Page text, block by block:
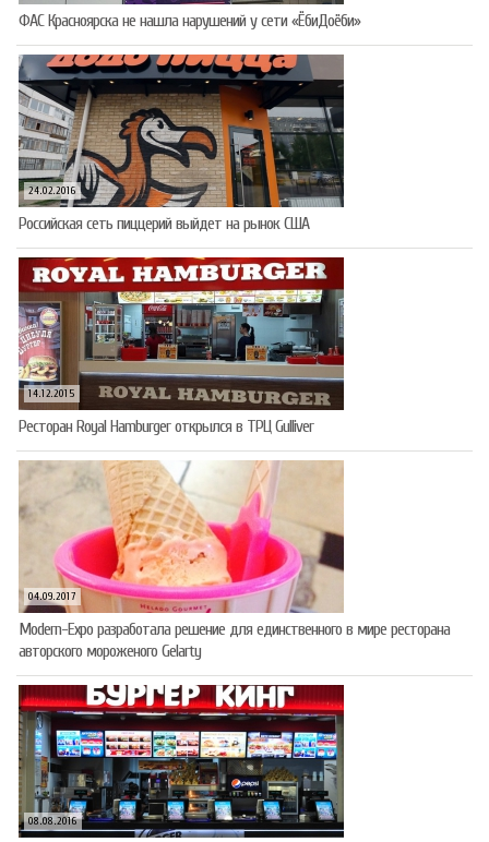
ФАС Красноярска не нашла нарушений у сети «ЁбиДоёби»
24.02.2016
Российская сеть пиццерий выйдет на рынок США
14.12.2015
Ресторан Royal Hamburger открылся в ТРЦ Gulliver
04.09.2017
Modern-Expo разработала решение для единственного в мире ресторана
авторского мороженого Gelarty
08.08.2016